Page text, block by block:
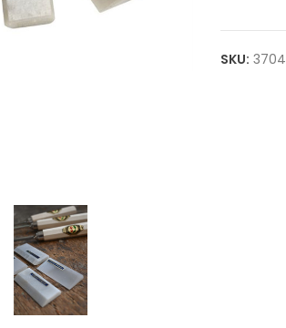
SKU: 3704